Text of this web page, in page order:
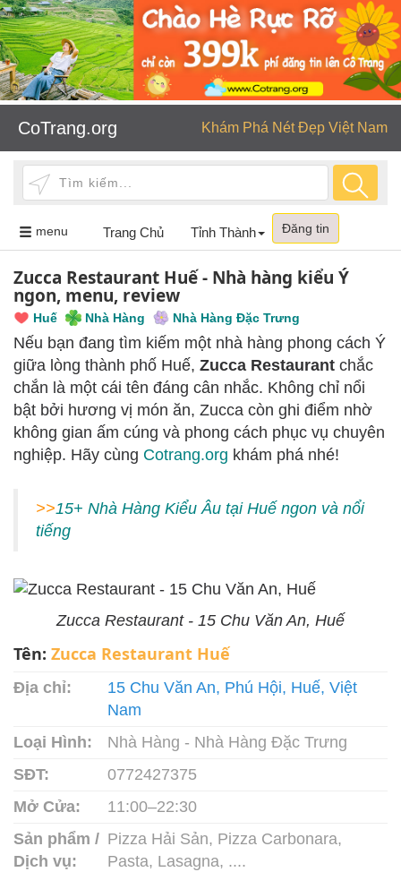
CoTrang.org Khám Phá Nét Đẹp Việt Nam
menu Toggle
navigation
Trang Chủ Tỉnh Thành Đăng tin
Zucca Restaurant Huế - Nhà hàng kiểu Ý
ngon, menu, review
Huế Nhà Hàng Nhà Hàng Đặc Trưng
Nếu bạn đang tìm kiếm một nhà hàng phong cách Ý
giữa lòng thành phố Huế, Zucca Restaurant chắc
chắn là một cái tên đáng cân nhắc. Không chỉ nổi
bật bởi hương vị món ăn, Zucca còn ghi điểm nhờ
không gian ấm cúng và phong cách phục vụ chuyên
nghiệp. Hãy cùng Cotrang.org khám phá nhé!
>>15+ Nhà Hàng Kiểu Âu tại Huế ngon và nổi
tiếng
Zucca Restaurant - 15 Chu Văn An, Huế
Tên: Zucca Restaurant Huế
Địa chỉ:
15 Chu Văn An, Phú Hội, Huế, Việt
Nam
Loại Hình:
Nhà Hàng - Nhà Hàng Đặc Trưng
SĐT:
0772427375
Mở Cửa:
11:00–22:30
Sản phẩm /
Dịch vụ:
Pizza Hải Sản, Pizza Carbonara,
Pasta, Lasagna, ....